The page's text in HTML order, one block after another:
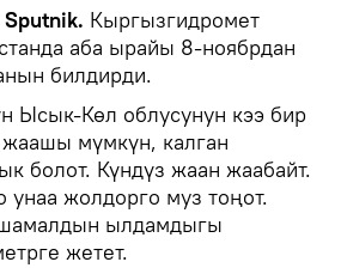
Кыргызгидромет
аба ырайы 8-ноябрдан
билдирди.
Ысык-Көл облусунун кээ бир
мүмкүн, калган
болот. Күндүз жаан жаабайт.
унаа жолдорго муз тоңот.
ылдамдыгы
жетет.